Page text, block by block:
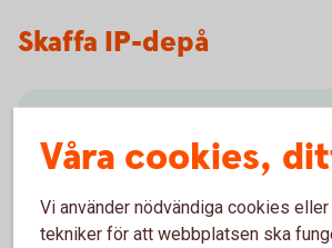
Skaffa IP-depå
Besök oss
Välkommen till ett av våra kontor så
Hitta dittbankkontor
Våra cookies,
Vi använder nödvändiga cookies
tekniker för att webbplatsen ska